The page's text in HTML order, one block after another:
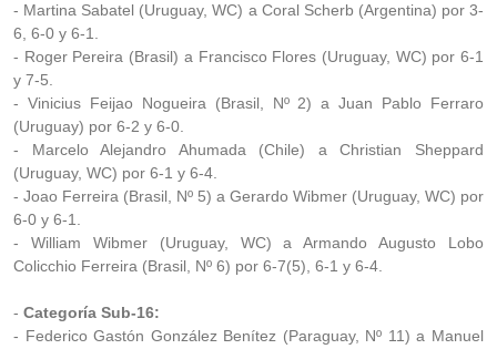
- Martina Sabatel (Uruguay, WC) a Coral Scherb (Argentina) por 3-
6, 6-0 y 6-1.
- Roger Pereira (Brasil) a Francisco Flores (Uruguay, WC) por 6-1
y 7-5.
- Vinicius Feijao Nogueira (Brasil, Nº 2) a Juan Pablo Ferraro
(Uruguay) por 6-2 y 6-0.
- Marcelo Alejandro Ahumada (Chile) a Christian Sheppard
(Uruguay, WC) por 6-1 y 6-4.
- Joao Ferreira (Brasil, Nº 5) a Gerardo Wibmer (Uruguay, WC) por
6-0 y 6-1.
- William Wibmer (Uruguay, WC) a Armando Augusto Lobo
Colicchio Ferreira (Brasil, Nº 6) por 6-7(5), 6-1 y 6-4.
- Categoría Sub-16:
- Federico Gastón González Benítez (Paraguay, Nº 11) a Manuel